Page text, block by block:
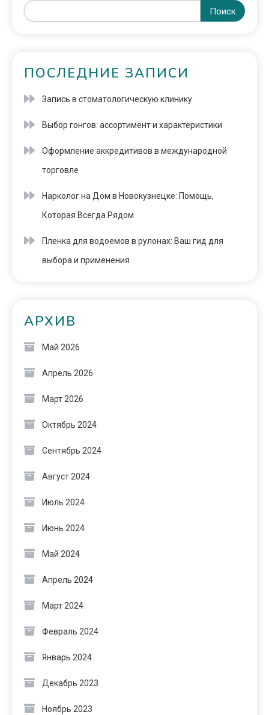
Поиск
ПОСЛЕДНИЕ ЗАПИСИ
Запись в стоматологическую клинику
Выбор гонгов: ассортимент и характеристики
Оформление аккредитивов в международной
торговле
Нарколог на Дом в Новокузнецке: Помощь,
Которая Всегда Рядом
Пленка для водоемов в рулонах: Ваш гид для
выбора и применения
АРХИВ
Май 2026
Апрель 2026
Март 2026
Октябрь 2024
Сентябрь 2024
Август 2024
Июль 2024
Июнь 2024
Май 2024
Апрель 2024
Март 2024
Февраль 2024
Январь 2024
Декабрь 2023
Ноябрь 2023